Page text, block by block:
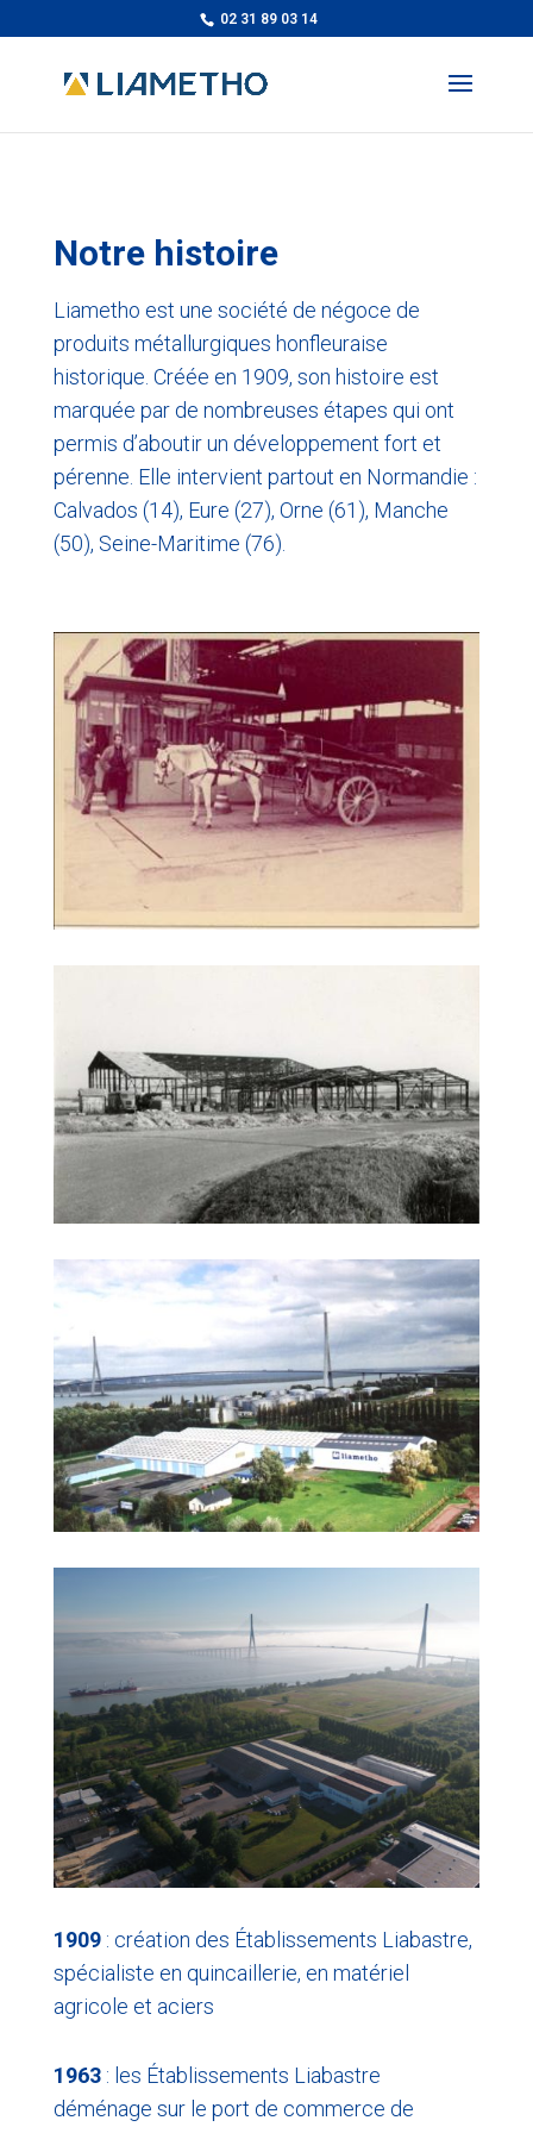
02 31 89 03 14
Notre histoire
Liametho est une société de négoce de
produits métallurgiques honfleuraise
historique. Créée en 1909, son histoire est
marquée par de nombreuses étapes qui ont
permis d’aboutir un développement fort et
pérenne. Elle intervient partout en Normandie :
Calvados (14), Eure (27), Orne (61), Manche
(50), Seine-Maritime (76).
1909: création des Établissements Liabastre,
spécialiste en quincaillerie, en matériel
agricole et aciers
1963: les Établissements Liabastre
déménage sur le port de commerce de